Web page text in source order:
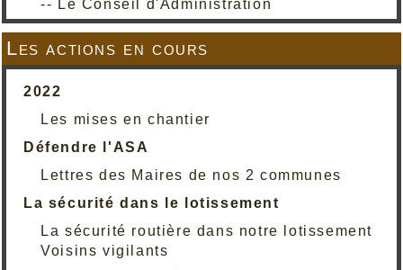
-- Le Conseil d'Administration
Les actions en cours
2022
Les mises en chantier
Défendre l'ASA
Lettres des Maires de nos 2 communes
La sécurité dans le lotissement
La sécurité routière dans notre lotissement
Voisins vigilants